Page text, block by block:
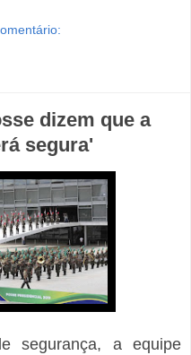
dizem que a
segura'
segurança, a equipe